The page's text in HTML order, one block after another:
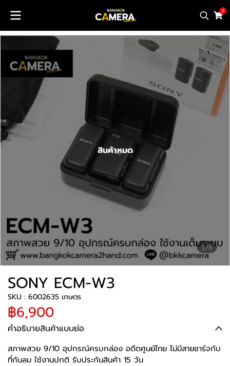
0
1/8
สินค้าหมด
SONY ECM-W3
SKU : 6002635 เกษตร
฿6,900
คำอธิบายสินค้าแบบย่อ
สภาพสวย 9/10 อุปกรณ์ครบกล่อง อดีตศูนย์ไทย ไม่มีสายชาร์จกับ
ที่กันลม ใช้งานปกติ รับประกันสินค้า 15 วัน